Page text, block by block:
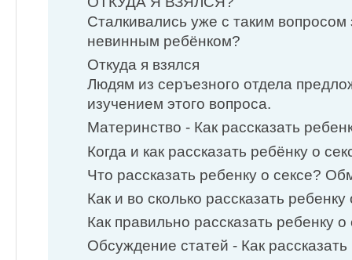
Сталкивались уже с таким
невинным ребёнком?
Откуда я взялся
Людям из серъезного отдела
изучением этого вопроса.
Материнство - Как рассказать
Когда и как рассказать ребёнку о
Что рассказать ребенку о сексе?
Как и во сколько рассказать ребенку
Как правильно рассказать ребенку
Обсуждение статей - Как